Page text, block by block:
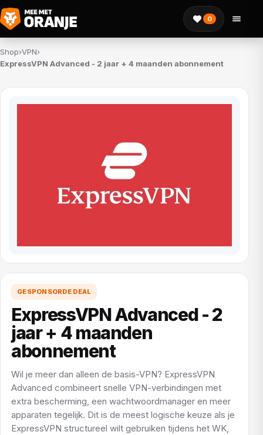
0
Shop›VPN›
ExpressVPN Advanced - 2 jaar + 4 maanden abonnement
GESPONSORDE DEAL
ExpressVPN Advanced - 2
jaar + 4 maanden
abonnement
Wil je meer dan alleen de basis-VPN? ExpressVPN
Advanced combineert snelle VPN-verbindingen met
extra bescherming, een wachtwoordmanager en meer
apparaten tegelijk. Dit is de meest logische keuze als je
ExpressVPN structureel wilt gebruiken tijdens het WK,